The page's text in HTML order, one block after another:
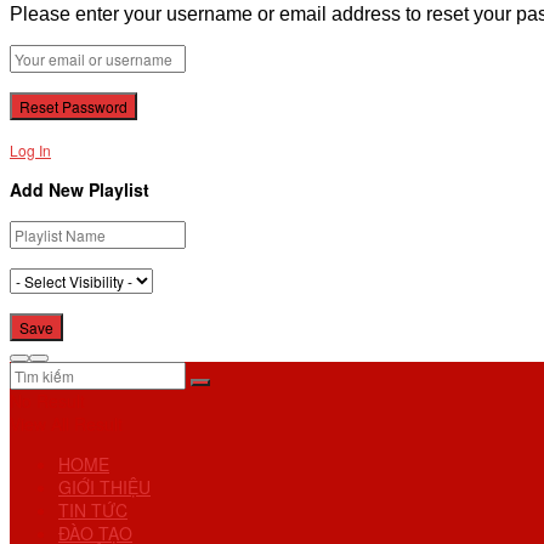
Please enter your username or email address to reset your
Log In
Add New Playlist
HOME
GIỚI THIỆU
TIN TỨC
ĐÀO TẠO